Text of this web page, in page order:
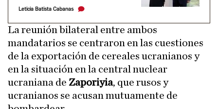
Leticia Batista Cabanas
La reunión bilateral entre ambos
mandatarios se centraron en las cuestiones
de la exportación de cereales ucranianos y
en la situación en la central nuclear
ucraniana de Zaporiyia, que rusos y
ucranianos se acusan mutuamente de